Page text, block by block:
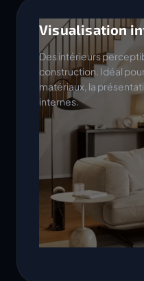
Visualisation
Des intérieurs
construction. Idéal
matériaux, la
internes.